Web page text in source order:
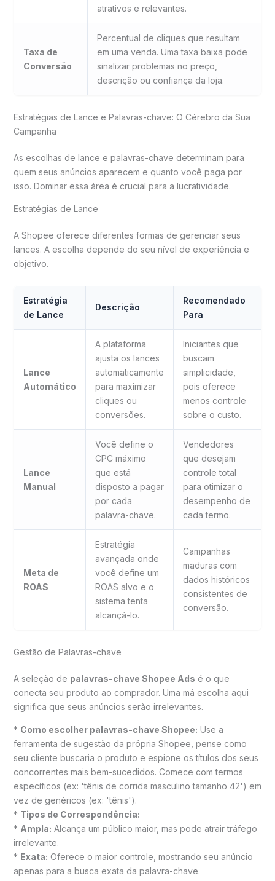
atrativos e relevantes.
Taxa de
Conversão
Percentual de cliques que resultam
em uma venda. Uma taxa baixa pode
sinalizar problemas no preço,
descrição ou confiança da loja.
Estratégias de Lance e Palavras-chave: O Cérebro da Sua
Campanha
As escolhas de lance e palavras-chave determinam para
quem seus anúncios aparecem e quanto você paga por
isso. Dominar essa área é crucial para a lucratividade.
Estratégias de Lance
A Shopee oferece diferentes formas de gerenciar seus
lances. A escolha depende do seu nível de experiência e
objetivo.
Estratégia
de Lance
Descrição
Recomendado
Para
Lance
Automático
A plataforma
ajusta os lances
automaticamente
para maximizar
cliques ou
conversões.
Iniciantes que
buscam
simplicidade,
pois oferece
menos controle
sobre o custo.
Lance
Manual
Você define o
CPC máximo
que está
disposto a pagar
por cada
palavra-chave.
Vendedores
que desejam
controle total
para otimizar o
desempenho de
cada termo.
Meta de
ROAS
Estratégia
avançada onde
você define um
ROAS alvo e o
sistema tenta
alcançá-lo.
Campanhas
maduras com
dados históricos
consistentes de
conversão.
Gestão de Palavras-chave
A seleção de palavras-chave Shopee Ads é o que
conecta seu produto ao comprador. Uma má escolha aqui
significa que seus anúncios serão irrelevantes.
* Como escolher palavras-chave Shopee: Use a
ferramenta de sugestão da própria Shopee, pense como
seu cliente buscaria o produto e espione os títulos dos seus
concorrentes mais bem-sucedidos. Comece com termos
específicos (ex: 'tênis de corrida masculino tamanho 42') em
vez de genéricos (ex: 'tênis').
* Tipos de Correspondência:
* Ampla: Alcança um público maior, mas pode atrair tráfego
irrelevante.
* Exata: Oferece o maior controle, mostrando seu anúncio
apenas para a busca exata da palavra-chave.